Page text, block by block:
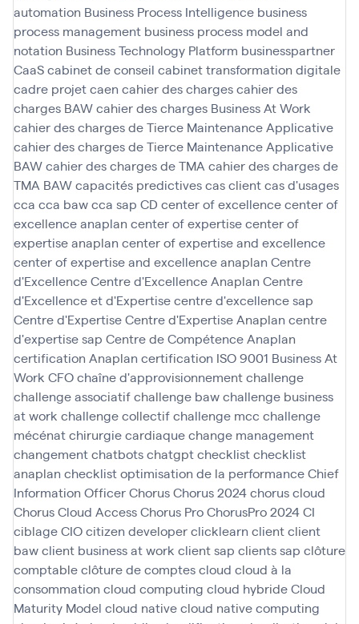
automation Business Process Intelligence business
process management business process model and
notation Business Technology Platform businesspartner
CaaScabinet de conseil cabinet transformation digitale
cadre projetcaen cahier des chargescahier des
charges BAWcahier des charges Business At Work
cahier des charges de Tierce Maintenance Applicative
cahier des charges de Tierce Maintenance Applicative
BAWcahier des charges de TMA cahier des charges de
TMA BAWcapacités predictivescas clientcas d'usages
cca cca bawcca sap CD center of excellencecenter of
excellence anaplan center of expertisecenter of
expertise anaplan center of expertise and excellence
center of expertise and excellence anaplan Centre
d'ExcellenceCentre d'Excellence Anaplan Centre
d'Excellence et d'Expertisecentre d'excellence sap
Centre d'ExpertiseCentre d'Expertise Anaplan centre
d'expertise sap Centre de Compétence Anaplan
certification Anaplan certification ISO 9001 Business At
Work CFOchaîne d'approvisionnementchallenge
challenge associatifchallenge bawchallenge business
at work challenge collectifchallenge mcc challenge
mécénat chirurgie cardiaquechange management
changementchatbotschatgptchecklistchecklist
anaplan checklist optimisation de la performanceChief
Information OfficerChorusChorus 2024chorus cloud
Chorus Cloud AccessChorus ProChorusPro 2024CI
ciblageCIOcitizen developerclicklearn clientclient
bawclient business at work client sap clients sap clôture
comptableclôture de comptescloud cloud à la
consommation cloud computing cloud hybrideCloud
Maturity Model cloud nativecloud native computing